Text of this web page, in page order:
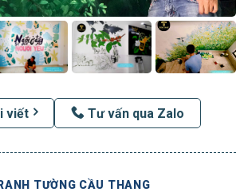
viết Tư vấn qua Zalo
TƯỜNG CẦU THANG